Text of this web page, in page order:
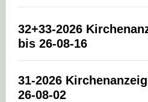
32+33-2026
bis 26-08-16
31-2026
26-08-02